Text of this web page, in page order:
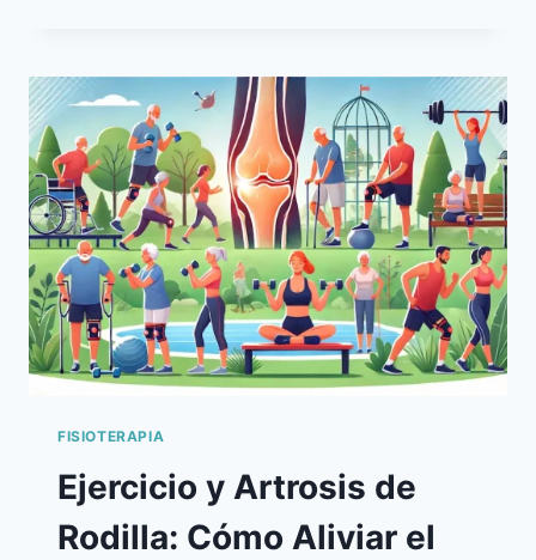
TU
PISADA
Y
EL
DOLOR
DE
ESPALDA
FISIOTERAPIA
Ejercicio y Artrosis de
Rodilla: Cómo Aliviar el